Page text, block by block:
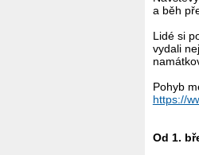
a běh
Lidé si
vydali
Pohyb
https://
Od 1.